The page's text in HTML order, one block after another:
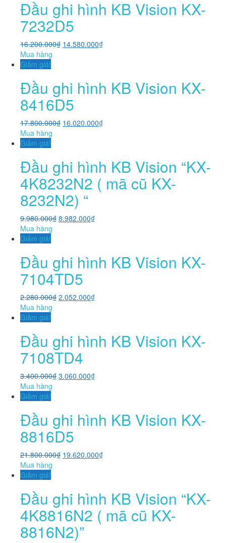
Đầu ghi hình KB Vision KX-
7232D5
16.200.000₫ 14.580.000₫
Mua hàng
Giảm giá!
Đầu ghi hình KB Vision KX-
8416D5
17.800.000₫ 16.020.000₫
Mua hàng
Giảm giá!
Đầu ghi hình KB Vision “KX-
4K8232N2 ( mã cũ KX-
8232N2) “
9.980.000₫ 8.982.000₫
Mua hàng
Giảm giá!
Đầu ghi hình KB Vision KX-
7104TD5
2.280.000₫ 2.052.000₫
Mua hàng
Giảm giá!
Đầu ghi hình KB Vision KX-
7108TD4
3.400.000₫ 3.060.000₫
Mua hàng
Giảm giá!
Đầu ghi hình KB Vision KX-
8816D5
21.800.000₫ 19.620.000₫
Mua hàng
Giảm giá!
Đầu ghi hình KB Vision “KX-
4K8816N2 ( mã cũ KX-
8816N2)”